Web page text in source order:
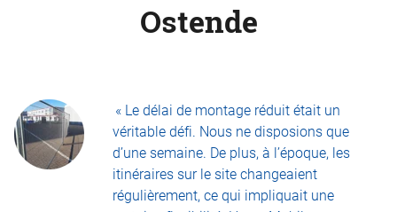
Webshop
Ostende
« Le délai de montage réduit était un
véritable défi. Nous ne disposions que
d’une semaine. De plus, à l’époque, les
itinéraires sur le site changeaient
régulièrement, ce qui impliquait une